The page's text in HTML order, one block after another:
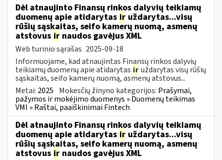
Dėl atnaujinto Finansų rinkos dalyvių teikiamų
duomenų apie atidarytas ir uždarytas...visų
rūšių sąskaitas, seifo kamerų nuomą, asmenų
atstovus ir naudos gavėjus XML
Web turinio sąrašas 2025-09-18
Informuojame, kad atnaujintas Finansų rinkos dalyvių
teikiamų duomenų apie atidarytas iruždarytas visų rūšių
sąskaitas, seifo kamerų nuomą, asmenų atstovus...
Metai: 2025 Mokesčių žinyno kategorijos: Prašymai,
pažymos ir mokėjimo duomenys » Duomenų teikimas
VMI » Raštai, paaiškinimai Fintech
Dėl atnaujinto Finansų rinkos dalyvių teikiamų
duomenų apie atidarytas ir uždarytas...visų
rūšių sąskaitas, seifo kamerų nuomą, asmenų
atstovus ir naudos gavėjus XML